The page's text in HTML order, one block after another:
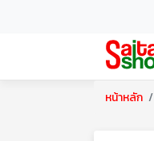
หน้าหลัก